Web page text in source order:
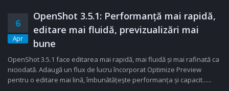
6
Apr
OpenShot 3.5.1: Performanță mai rapidă,
editare mai fluidă, previzualizări mai
bune
OpenShot 3.5.1 face editarea mai rapidă, mai fluidă și mai rafinată ca
niciodată. Adaugă un flux de lucru încorporat Optimize Preview
pentru o editare mai lină, îmbunătățește performanța și capacit......